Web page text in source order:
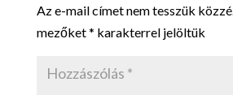
Az e-mail címet nem tesszük közzé.
mezőket* karakterrel jelöltük